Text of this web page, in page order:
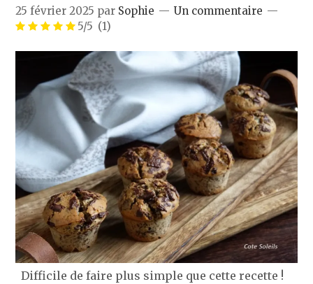
25 février 2025 par Sophie
Un commentaire
5/5 (1)
Difficile de faire plus simple que cette recette !